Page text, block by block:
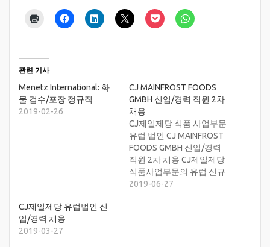
관련 기사
Menetz International: 화
물 검수/포장 정규직
2019-02-26
CJ MAINFROST FOODS
GMBH 신입/경력 직원 2차
채용
CJ제일제당 식품 사업부문
유럽 법인 CJ MAINFROST
FOODS GMBH 신입/경력
직원 2차 채용 CJ제일제당
식품사업부문의 유럽 신규
생산/판매 법인인 CJ
2019-06-27
CJ제일제당 유럽법인 신
입/경력 채용
2019-03-27